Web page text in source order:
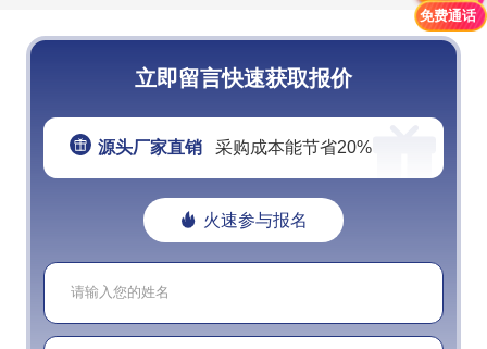
立即留言快速获取报价
源头厂家直销 采购成本能节省20%
火速参与报名
免费通话